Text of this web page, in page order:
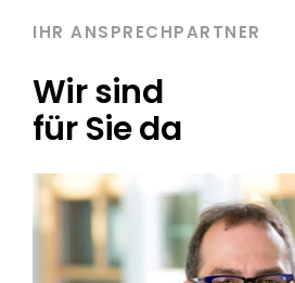
IHR ANSPRECHPARTNER
Wir sind
für Sie da